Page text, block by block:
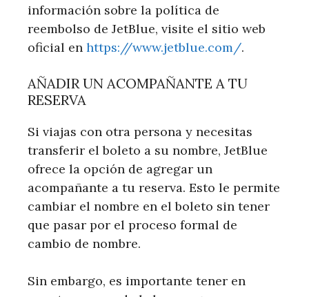
información sobre la política de
reembolso de JetBlue, visite el sitio web
oficial en https://www.jetblue.com/.
AÑADIR UN ACOMPAÑANTE A TU
RESERVA
Si viajas con otra persona y necesitas
transferir el boleto a su nombre, JetBlue
ofrece la opción de agregar un
acompañante a tu reserva. Esto le permite
cambiar el nombre en el boleto sin tener
que pasar por el proceso formal de
cambio de nombre.
Sin embargo, es importante tener en